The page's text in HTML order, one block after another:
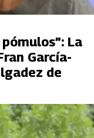
La
García-
de